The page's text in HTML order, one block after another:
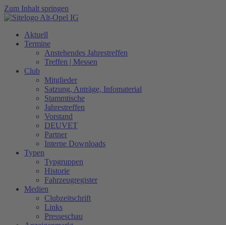
Zum Inhalt springen
Aktuell
Termine
Anstehendes Jahrestreffen
Treffen | Messen
Club
Mitglieder
Satzung, Anträge, Infomaterial
Stammtische
Jahrestreffen
Vorstand
DEUVET
Partner
Interne Downloads
Typen
Typgruppen
Historie
Fahrzeugregister
Medien
Clubzeitschrift
Links
Presseschau